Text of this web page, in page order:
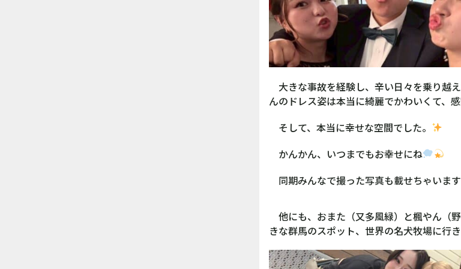
大きな事故を経験し、辛い日々を乗り越
んのドレス姿は本当に綺麗でかわいくて、感
そして、本当に幸せな空間でした。
かんかん、いつまでもお幸せにね
同期みんなで撮った写真も載せちゃいま
他にも、おまた（又多風緑）と楓やん（
きな群馬のスポット、世界の名犬牧場に行